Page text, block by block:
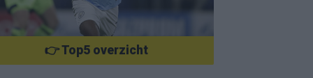
👉 Top5 overzicht